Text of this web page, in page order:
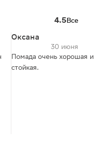
4.5Все
Оксана
30 июня
Помада очень хорошая и
стойкая.